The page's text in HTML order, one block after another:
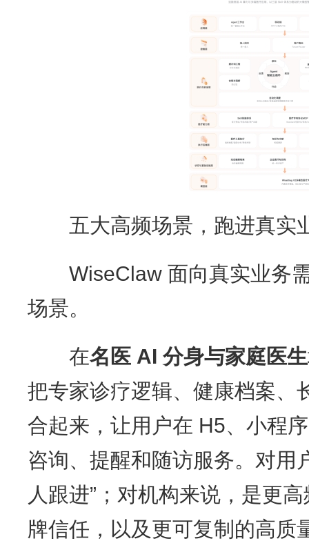
五大高频场景，跑进真实
WiseClaw 面向真实业务需
场景。
在名医 AI 分身与家庭医生
把专家诊疗逻辑、健康档案、
合起来，让用户在 H5、小程
咨询、提醒和随访服务。对用
人跟进”；对机构来说，是更
牌信任，以及更可复制的高质